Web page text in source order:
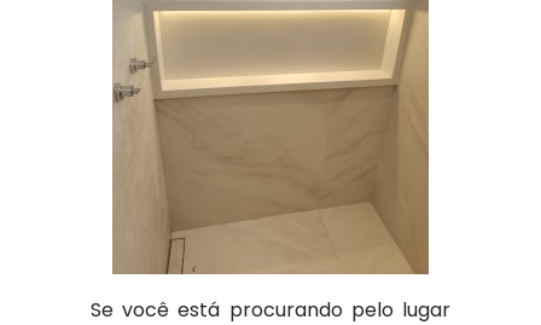
Se você está procurando pelo lugar